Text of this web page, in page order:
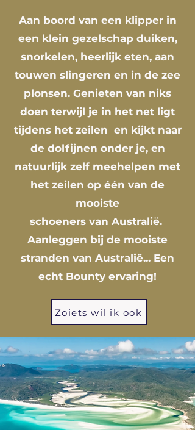
Aan boord van een klipper in
een klein gezelschap duiken,
snorkelen, heerlijk eten, aan
touwen slingeren en in de zee
plonsen. Genieten van niks
doen terwijl je in het net ligt
tijdens het zeilen en kijkt naar
de dolfijnen onder je, en
natuurlijk zelf meehelpen met
het zeilen op één van de
mooiste
schoeners van Australië.
Aanleggen bij de mooiste
stranden van Australië... Een
echt Bounty ervaring!
Zoiets wil ik ook